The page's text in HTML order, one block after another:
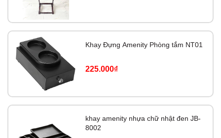
Khay Đựng Amenity Phòng tắm NT01
225.000₫
khay amenity nhựa chữ nhật đen JB-
8002